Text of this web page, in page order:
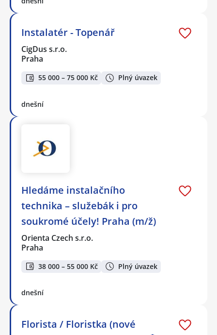
Instalatér - Topenář
CigDus s.r.o.
Praha
55 000 – 75 000 Kč Plný úvazek
dnešní
Hledáme instalačního
technika – služebák i pro
soukromé účely! Praha (m/ž)
Orienta Czech s.r.o.
Praha
38 000 – 55 000 Kč Plný úvazek
dnešní
Florista / Floristka (nové